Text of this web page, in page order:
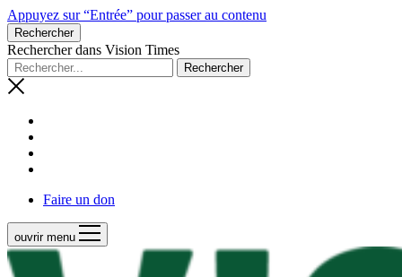
Appuyez sur “Entrée” pour passer au contenu
Rechercher
Rechercher dans Vision Times
Faire un don
ouvrir menu